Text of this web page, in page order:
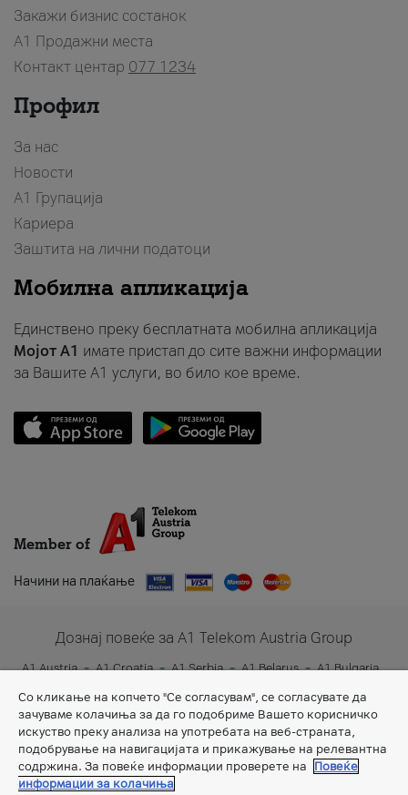
Закажи бизнис состанок
A1 Продажни места
Контакт центар 077 1234
Профил
За нас
Новости
А1 Групација
Кариера
Заштита на лични податоци
Мобилна апликација
Единствено преку бесплатната мобилна апликација
Мојот A1 имате пристап до сите важни информации
за Вашите A1 услуги, во било кое време.
Member of
Начини на плаќање
Дознај повеќе за A1 Telekom Austria Group
A1 Austria A1 Croatia A1 Serbia A1 Belarus
A1 Bulgaria
A1 Slovenia
A1 Digital
Со кликање на копчето "Се согласувам", се согласувате да
зачуваме колачиња за да го подобриме Вашето корисничко
искуство преку анализа на употребата на веб-страната,
подобрување на навигацијата и прикажување на релевантна
содржина. За повеќе информации проверете на
Повеќе
информации за колачиња